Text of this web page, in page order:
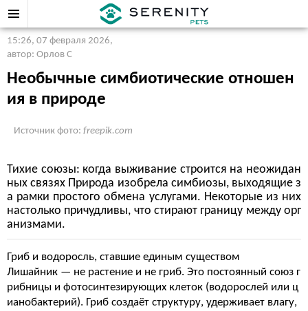
15:26, 07 февраля 2026,
автор: Орлов С
Необычные симбиотические отношен
ия в природе
Источник фото: freepik.com
Тихие союзы: когда выживание строится на неожидан
ных связях Природа изобрела симбиозы, выходящие з
а рамки простого обмена услугами. Некоторые из них
настолько причудливы, что стирают границу между орг
анизмами.
Гриб и водоросль, ставшие единым существом
Лишайник — не растение и не гриб. Это постоянный союз г
рибницы и фотосинтезирующих клеток (водорослей или ц
ианобактерий). Гриб создаёт структуру, удерживает влагу,